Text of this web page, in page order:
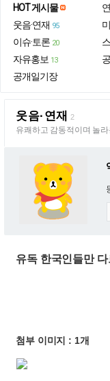
HOT 게시물
웃음·연재 95
이슈·토론 20
자유홍보 13
공개일기장
웃음·연재 2
유쾌하고 감동적이며 놀
유독 한국인들만
첨부 이미지 : 1개